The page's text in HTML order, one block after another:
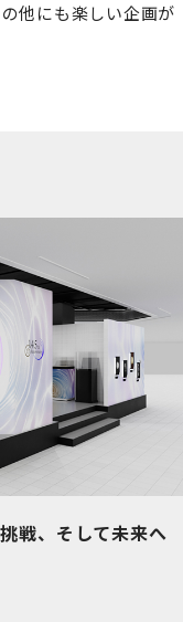
他にも楽しい企画が
、そして未来へ